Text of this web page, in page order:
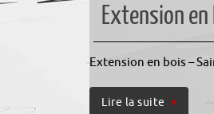
Extension
Extension en bois –
Lire la suite